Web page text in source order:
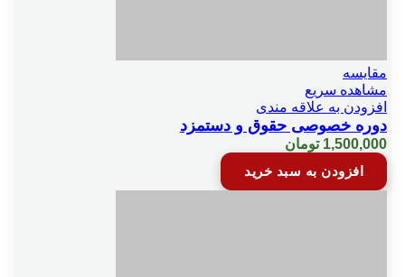
مقایسه
مشاهده سریع
افزودن به علاقه مندی
دوره خصوصی حقوق و دستمزد
1,500,000 تومان
افزودن به سبد خرید